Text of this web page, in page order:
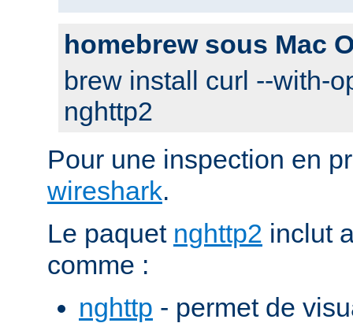
homebrew sous Mac
brew install curl --with-
nghttp2
Pour une inspection en
wireshark.
Le paquet nghttp2 inclut
comme :
nghttp - permet de